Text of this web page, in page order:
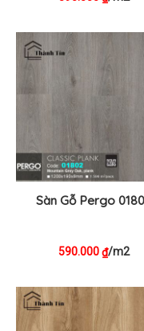
Sàn Gỗ Pergo
590.000₫/m2